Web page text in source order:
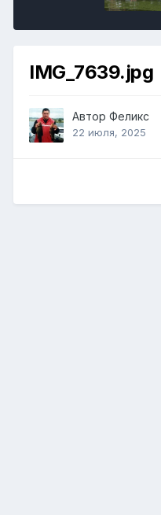
IMG_7639.jpg
Автор Феликс
22 июля, 2025